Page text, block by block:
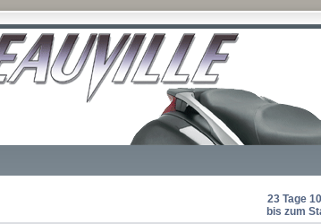
23 Tage
bis zum